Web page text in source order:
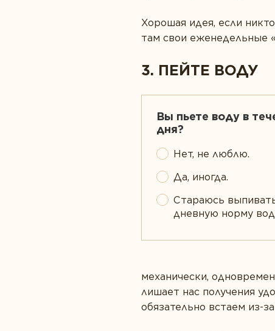
Хорошая идея, если
там свои еженедельные
3. ПЕЙТЕ ВОДУ
Вы пьете воду в
дня?
Нет, не люблю.
Да, иногда.
Стараюсь
дневную норму
механически,
лишает нас получения
обязательно встаем из-